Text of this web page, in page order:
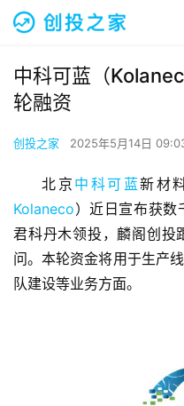
中科可蓝（
轮融资
创投之家 2025年5月14日
北京 中科可蓝新材
Kolaneco）近日宣布获数
君科丹木领投，麟阁创投
问。本轮资金将用于生产
队建设等业务方面。